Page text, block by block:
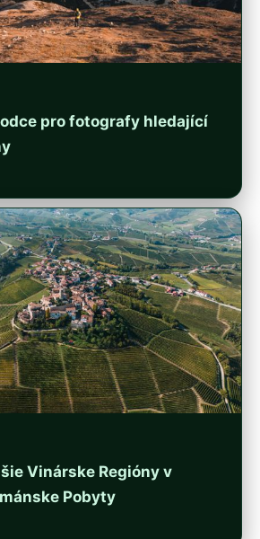
pro fotografy hledající
Vinárske Regióny v
Pobyty